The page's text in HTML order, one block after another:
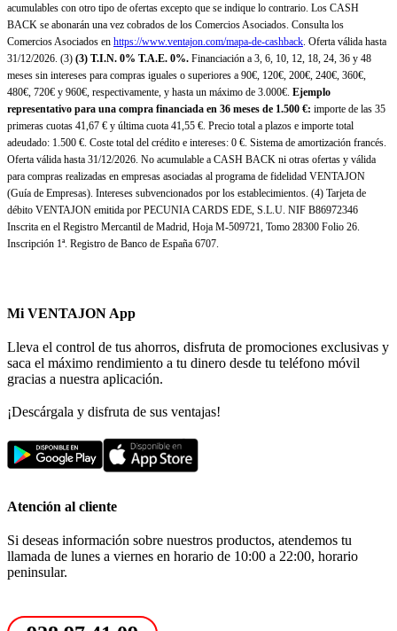
acumulables con otro tipo de ofertas excepto que se indique lo contrario. Los CASH
BACK se abonarán una vez cobrados de los Comercios Asociados. Consulta los
Comercios Asociados en https://www.ventajon.com/mapa-de-cashback. Oferta válida hasta
31/12/2026. (3) (3) T.I.N. 0% T.A.E. 0%. Financiación a 3, 6, 10, 12, 18, 24, 36 y 48
meses sin intereses para compras iguales o superiores a 90€, 120€, 200€, 240€, 360€,
480€, 720€ y 960€, respectivamente, y hasta un máximo de 3.000€. Ejemplo
representativo para una compra financiada en 36 meses de 1.500 €: importe de las 35
primeras cuotas 41,67 € y última cuota 41,55 €. Precio total a plazos e importe total
adeudado: 1.500 €. Coste total del crédito e intereses: 0 €. Sistema de amortización francés.
Oferta válida hasta 31/12/2026. No acumulable a CASH BACK ni otras ofertas y válida
para compras realizadas en empresas asociadas al programa de fidelidad VENTAJON
(Guía de Empresas). Intereses subvencionados por los establecimientos. (4) Tarjeta de
débito VENTAJON emitida por PECUNIA CARDS EDE, S.L.U. NIF B86972346
Inscrita en el Registro Mercantil de Madrid, Hoja M-509721, Tomo 28300 Folio 26.
Inscripción 1ª. Registro de Banco de España 6707.
Mi VENTAJON App
Lleva el control de tus ahorros, disfruta de promociones exclusivas y
saca el máximo rendimiento a tu dinero desde tu teléfono móvil
gracias a nuestra aplicación.
¡Descárgala y disfruta de sus ventajas!
Atención al cliente
Si deseas información sobre nuestros productos, atendemos tu
llamada de lunes a viernes en horario de 10:00 a 22:00, horario
peninsular.